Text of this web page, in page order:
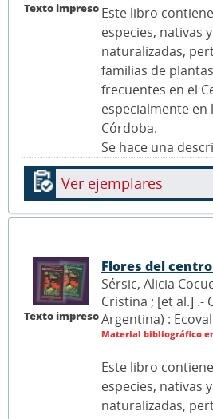
Texto impreso Este libro
especies, nativas
naturalizadas,
familias de
frecuentes en el
especialmente en
Córdoba.
Se hace una
Ver ejemplares
Texto impreso
Flores del
Sérsic, Alicia
Cristina ; [et al.] .-
Argentina) :
Material bibliográfico
Este libro
especies, nativas
naturalizadas,